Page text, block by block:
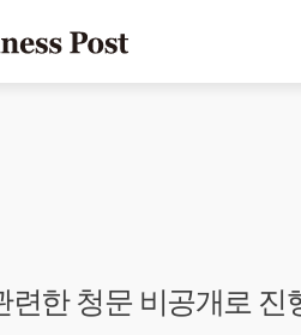
한 청문 비공개로 진